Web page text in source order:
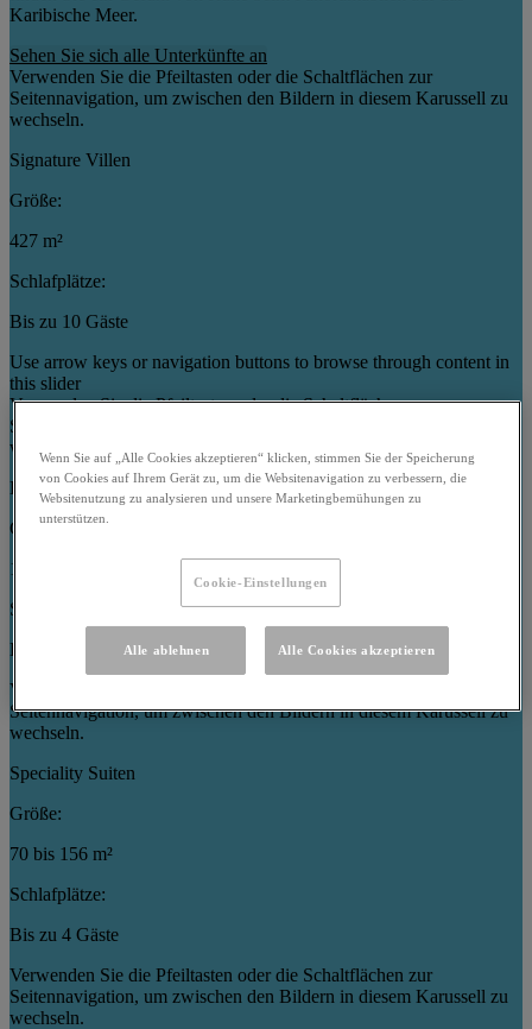
Karibische Meer.
Sehen Sie sich alle Unterkünfte an
Verwenden Sie die Pfeiltasten oder die Schaltflächen zur
Seitennavigation, um zwischen den Bildern in diesem Karussell zu
wechseln.
Signature Villen
Größe:
427 m²
Schlafplätze:
Bis zu 10 Gäste
Use arrow keys or navigation buttons to browse through content in
this slider
Verwenden Sie die Pfeiltasten oder die Schaltflächen zur
Seitennavigation, um zwischen den Bildern in diesem Karussell zu
wechseln.
Bungalows mit drei Schlafzimmern
Größe:
121 bis 186 m²
Schlafplätze:
Bis zu 7 Gäste
Verwenden Sie die Pfeiltasten oder die Schaltflächen zur
Seitennavigation, um zwischen den Bildern in diesem Karussell zu
wechseln.
Speciality Suiten
Größe:
70 bis 156 m²
Schlafplätze:
Bis zu 4 Gäste
Verwenden Sie die Pfeiltasten oder die Schaltflächen zur
Seitennavigation, um zwischen den Bildern in diesem Karussell zu
wechseln.
Wenn Sie auf „Alle Cookies akzeptieren“ klicken, stimmen Sie der Speicherung
von Cookies auf Ihrem Gerät zu, um die Websitenavigation zu verbessern, die
Websitenutzung zu analysieren und unsere Marketingbemühungen zu
unterstützen.
Cookie-Einstellungen
Alle ablehnen Alle Cookies akzeptieren